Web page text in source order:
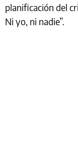
planificación del
Ni yo, ni nadie”.